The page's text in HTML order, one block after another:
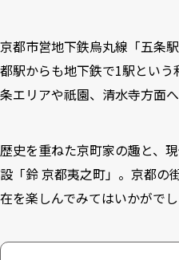
京都市営地下鉄烏丸線「五条
都駅からも地下鉄で1駅とい
条エリアや祇園、清水寺方面
歴史を重ねた京町家の趣と、
設「鈴 京都夷之町」。京都の
在を楽しんでみてはいかがで